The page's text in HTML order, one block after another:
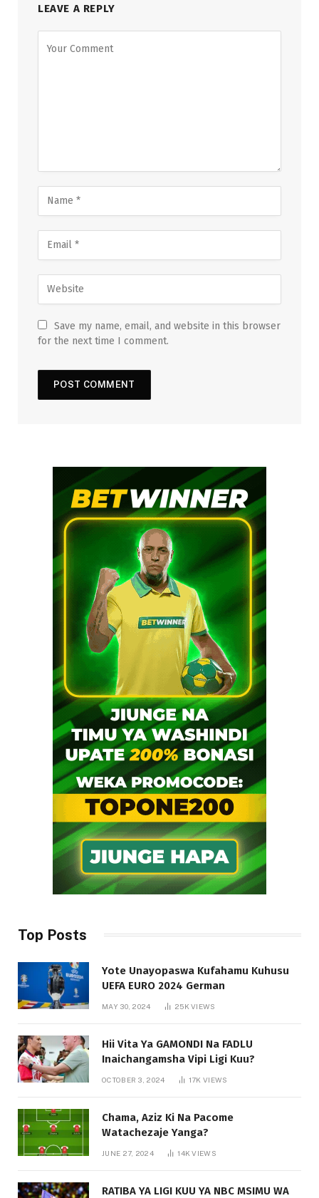
LEAVE A REPLY
Save my name, email, and website in this browser
for the next time I comment.
Top Posts
Yote Unayopaswa Kufahamu Kuhusu
UEFA EURO 2024 German
MAY 30, 2024 25KVIEWS
Hii Vita Ya GAMONDI Na FADLU
Inaichangamsha Vipi Ligi Kuu?
OCTOBER 3, 2024 17KVIEWS
Chama, Aziz Ki Na Pacome
Watachezaje Yanga?
JUNE 27, 2024 14KVIEWS
RATIBA YA LIGI KUU YA NBC MSIMU WA